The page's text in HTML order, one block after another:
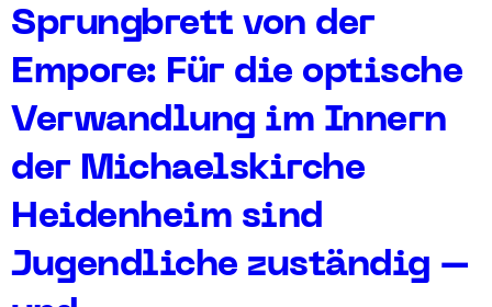
Sprungbrett von der
Empore: Für die optische
Verwandlung im Innern
der Michaelskirche
Heidenheim sind
Jugendliche zuständig –